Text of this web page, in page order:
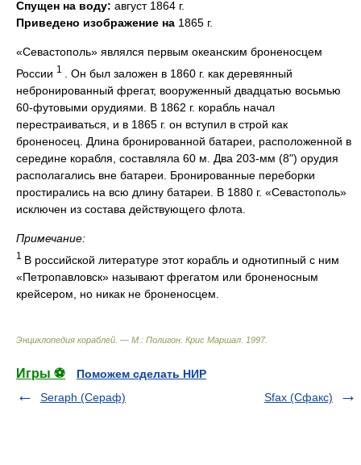
Спущен на воду: август 1864 г.
Приведено изображение на 1865 г.
«Севастополь» являлся первым океанским броненосцем
России 1
. Он был заложен в 1860 г. как деревянный
небронированный фрегат, вооруженный двадцатью восьмью
60-футовыми орудиями. В 1862 г. корабль начал
перестраиваться, и в 1865 г. он вступил в строй как
броненосец. Длина бронированной батареи, расположенной в
середине корабля, составляла 60 м. Два 203-мм (8") орудия
располагались вне батареи. Бронированные переборки
простирались на всю длину батареи. В 1880 г. «Севастополь»
исключен из состава действующего флота.
Примечание:
1 В российской литературе этот корабль и однотипный с ним
«Петропавловск» называют фрегатом или броненосным
крейсером, но никак не броненосцем.
Энциклопедия кораблей. — М.: Полигон Крис Маршал 1997.
Игры ⚽
Поможем сделать НИР
Seraph (Сераф)
Sfax (Сфакс)